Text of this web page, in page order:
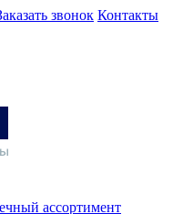
звонок Контакты
ассортимент